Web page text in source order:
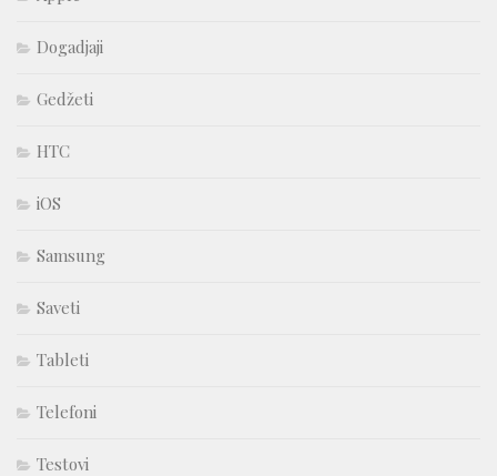
Dogadjaji
Gedžeti
HTC
iOS
Samsung
Saveti
Tableti
Telefoni
Testovi